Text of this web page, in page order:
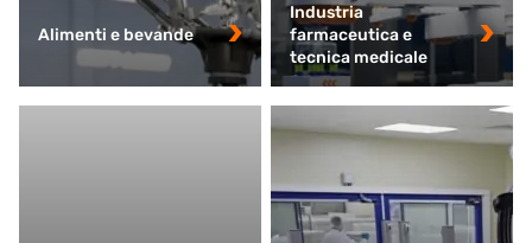
Alimenti e bevande
Industria
farmaceutica e
tecnica medicale